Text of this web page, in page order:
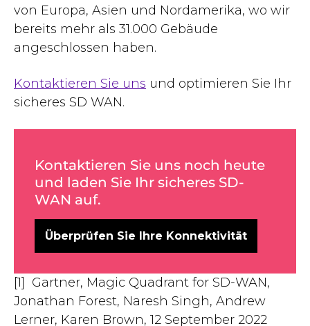
von Europa, Asien und Nordamerika, wo wir
bereits mehr als 31.000 Gebäude
angeschlossen haben.
Kontaktieren Sie uns und optimieren Sie Ihr
sicheres SD WAN.
Kontaktieren Sie uns noch heute
und laden Sie Ihr sicheres SD-
WAN auf.
Überprüfen Sie Ihre Konnektivität
[1] Gartner, Magic Quadrant for SD-WAN,
Jonathan Forest, Naresh Singh, Andrew
Lerner, Karen Brown, 12 September 2022